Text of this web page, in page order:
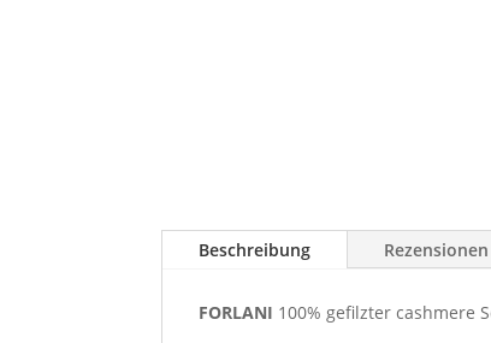
Beschreibung Rezensionen
FORLANI 100% gefilzter cashmere